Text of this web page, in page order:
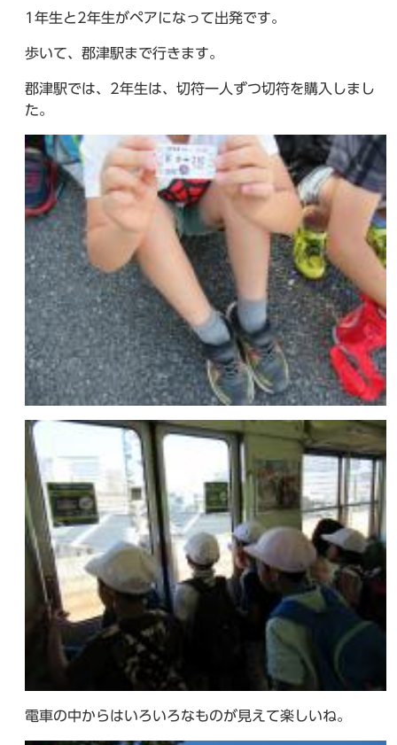
1年生と2年生がペアになって出発です。
歩いて、郡津駅まで行きます。
郡津駅では、2年生は、切符一人ずつ切符を購入しまし
た。
電車の中からはいろいろなものが見えて楽しいね。